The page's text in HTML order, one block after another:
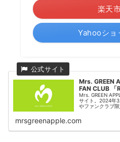
楽天
Yahooショ
Mrs. GREEN
FAN CLUB 「
Mrs. GREEN
サイト。2024年
やファンクラブ
mrsgreenapple.com